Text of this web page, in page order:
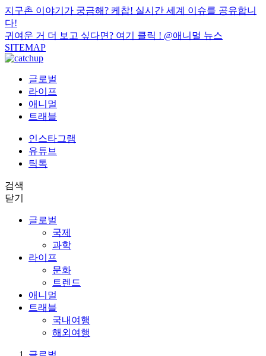
지구촌 이야기가 궁금해? 케찹! 실시간 세계 이슈를 공유합니
다!
귀여운 거 더 보고 싶다면? 여기 클릭 ! @애니멀 뉴스
SITEMAP
글로벌
라이프
애니멀
트래블
인스타그램
유튜브
틱톡
검색
닫기
글로벌
국제
과학
라이프
문화
트렌드
애니멀
트래블
국내여행
해외여행